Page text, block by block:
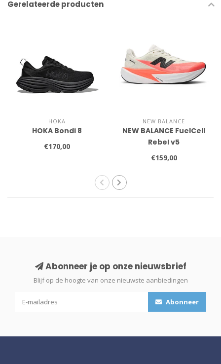
Gerelateerde producten
HOKA
HOKA Bondi 8
€170,00
NEW BALANCE
NEW BALANCE FuelCell
Rebel v5
€159,00
Abonneer je op onze nieuwsbrief
Blijf op de hoogte van onze nieuwste aanbiedingen
Abonneer